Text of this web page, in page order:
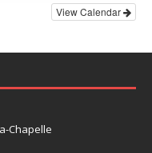
View Calendar
Chapelle